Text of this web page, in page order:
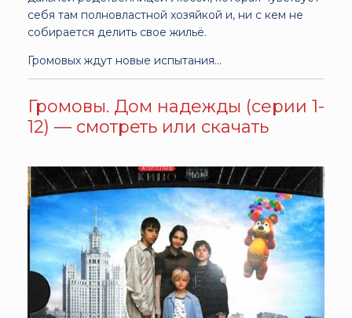
себя там полновластной хозяйкой и, ни с кем не
собирается делить свое жильё.
Громовых ждут новые испытания...
Громовы. Дом надежды (серии 1-
12) — смотреть или скачать